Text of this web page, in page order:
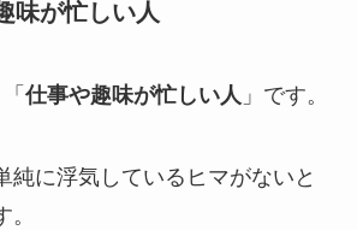
味が忙しい人
仕事や趣味が忙しい人 」です。
純に浮気しているヒマがないと